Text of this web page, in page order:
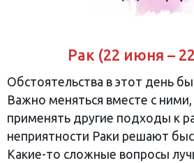
Рак (22 июня –
Обстоятельства в этот день
Важно меняться вместе с ними,
применять другие подходы к
неприятности Раки решают
Какие-то сложные вопросы